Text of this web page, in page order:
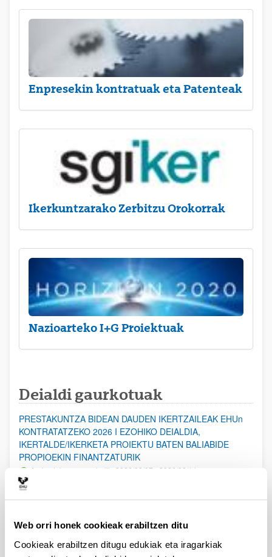
Web orri honek cookieak erabiltzen ditu
Cookieak erabiltzen ditugu edukiak eta iragarkiak
Enpresekin kontratuak eta Patenteak
Ikerkuntzarako Zerbitzu Orokorrak
Nazioarteko I+G Proiektuak
Deialdi gaurkotuak
PRESTAKUNTZA BIDEAN DAUDEN IKERTZAILEAK EHUn
KONTRATATZEKO 2026 I EZOHIKO DEIALDIA,
IKERTALDE/IKERKETA PROIEKTU BATEN BALIABIDE
PROPIOEKIN FINANTZATURIK
Aurkezteko epea zabalik: 2026/08/07 - 2026/08/14
erosi eta berritzeko laguntzak 2026
Izapide irekia